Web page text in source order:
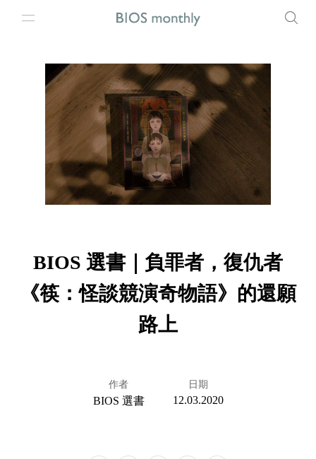
BIOS 選書｜負罪者，復仇者
《筷：怪談競演奇物語》的還願
路上
作者
BIOS 選書
日期
12.03.2020